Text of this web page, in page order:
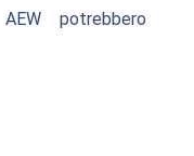
potrebbero